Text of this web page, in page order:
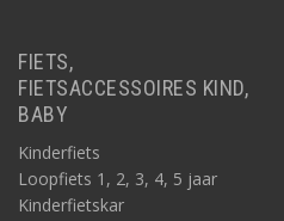
FIETS,
FIETSACCESSOIRES KIND,
BABY
Kinderfiets
Loopfiets 1, 2, 3, 4, 5 jaar
Kinderfietskar